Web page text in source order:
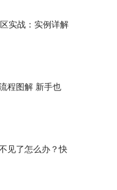
实战：实例详解
程图解 新手也
见了怎么办？快